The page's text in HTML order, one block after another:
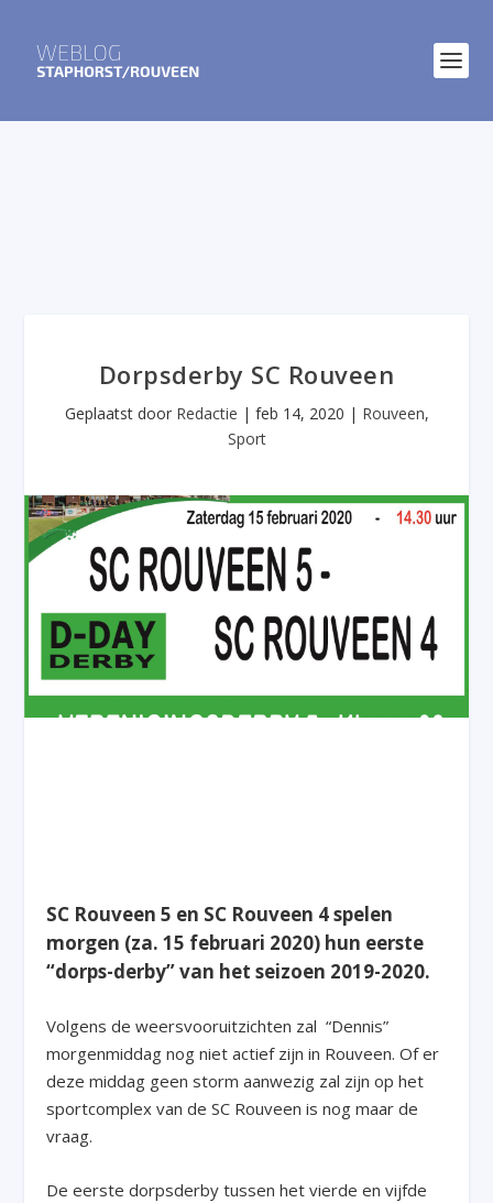
Dorpsderby SC Rouveen
Geplaatst door Redactie | feb 14, 2020 | Rouveen,
Sport
SC Rouveen 5 en SC Rouveen 4 spelen
morgen (za. 15 februari 2020) hun eerste
“dorps-derby” van het seizoen 2019-2020.
Volgens de weersvooruitzichten zal “Dennis”
morgenmiddag nog niet actief zijn in Rouveen. Of er
deze middag geen storm aanwezig zal zijn op het
sportcomplex van de SC Rouveen is nog maar de
vraag.
De eerste dorpsderby tussen het vierde en vijfde